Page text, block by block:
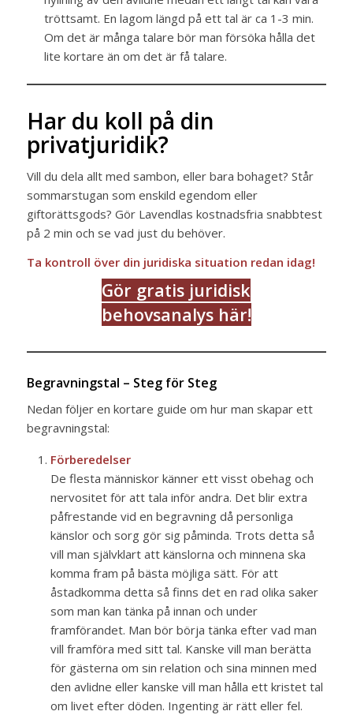
tröttsamt. En lagom längd på ett tal är ca 1-3 min.
Om det är många talare bör man försöka hålla det
lite kortare än om det är få talare.
Har du koll på din
privatjuridik?
Vill du dela allt med sambon, eller bara bohaget? Står
sommarstugan som enskild egendom eller
giftorättsgods? Gör Lavendlas kostnadsfria snabbtest
på 2 min och se vad just du behöver.
Ta kontroll över din juridiska situation redan idag!
Gör gratis juridisk
behovsanalys här!
Begravningstal – Steg för Steg
Nedan följer en kortare guide om hur man skapar ett
begravningstal:
Förberedelser
De flesta människor känner ett visst obehag och
nervositet för att tala inför andra. Det blir extra
påfrestande vid en begravning då personliga
känslor och sorg gör sig påminda. Trots detta så
vill man självklart att känslorna och minnena ska
komma fram på bästa möjliga sätt. För att
åstadkomma detta så finns det en rad olika saker
som man kan tänka på innan och under
framförandet. Man bör börja tänka efter vad man
vill framföra med sitt tal. Kanske vill man berätta
för gästerna om sin relation och sina minnen med
den avlidne eller kanske vill man hålla ett kristet tal
om livet efter döden. Ingenting är rätt eller fel.